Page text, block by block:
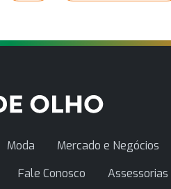
Moda Mercado e Negócios
Fale Conosco Assessorias